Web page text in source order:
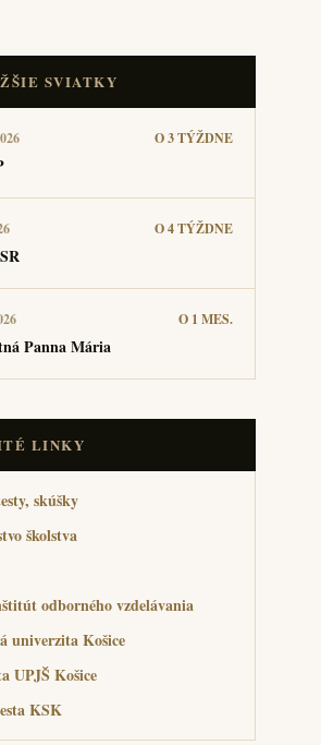
SVIATKY
O 3 TÝŽDNE
O 4 TÝŽDNE
O 1 MES.
Panna Mária
LINKY
skúšky
školstva
odborného vzdelávania
univerzita Košice
UPJŠ Košice
KSK